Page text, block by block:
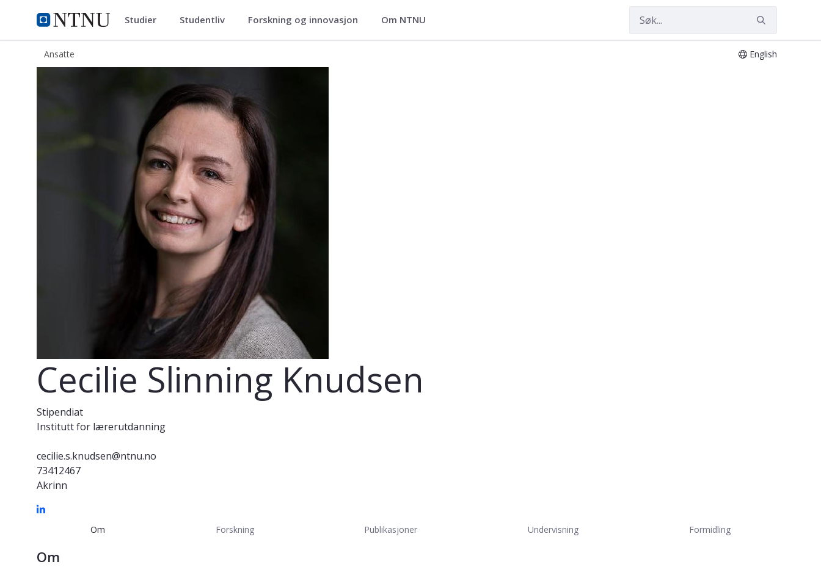
NTNU Hjemmeside
ntnu.no Studier Studentliv Forskning og innovasjon Om NTNU
Ansatte English
Cecilie Slinning Knudsen
Stipendiat
Institutt for lærerutdanning
cecilie.s.knudsen@ntnu.no
73412467
Akrinn
Om Forskning Publikasjoner Undervisning Formidling
Om